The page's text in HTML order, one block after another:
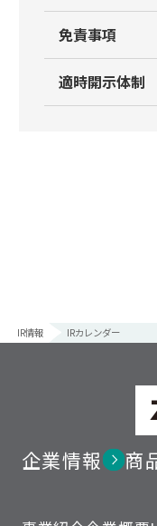
免責事項
適時開示体制
IR情報 IRカレンダー
企業情報 商